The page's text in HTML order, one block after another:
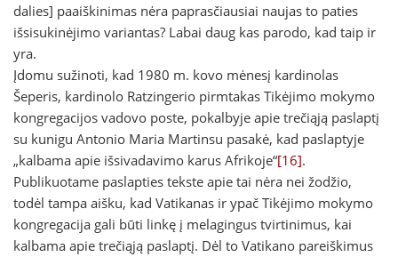
dalies] paaiškinimas nėra paprasčiausiai naujas to paties
išsisukinėjimo variantas? Labai daug kas parodo, kad taip ir
yra.
Įdomu sužinoti, kad 1980 m. kovo mėnesį kardinolas
Šeperis, kardinolo Ratzingerio pirmtakas Tikėjimo mokymo
kongregacijos vadovo poste, pokalbyje apie trečiąją paslaptį
su kunigu Antonio Maria Martinsu pasakė, kad paslaptyje
„kalbama apie išsivadavimo karus Afrikoje“[16].
Publikuotame paslapties tekste apie tai nėra nei žodžio,
todėl tampa aišku, kad Vatikanas ir ypač Tikėjimo mokymo
kongregacija gali būti linkę į melagingus tvirtinimus, kai
kalbama apie trečiąją paslaptį. Dėl to Vatikano pareiškimus